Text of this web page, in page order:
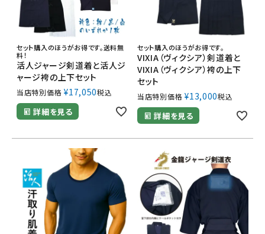
セット購入のほうがお得です。送料無
料！
活人ジャージ剣道着と活人ジ
ャージ袴の上下セット
当店特別価格 ¥17,050税込
詳細を見る
セット購入のほうがお得です。
VIXIA（ヴィクシア）剣道着と
VIXIA（ヴィクシア）袴の上下
セット
当店特別価格 ¥13,000税込
詳細を見る